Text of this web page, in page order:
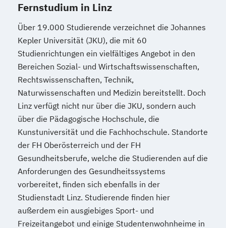
Public Relations und Kommunikation
Pädagogik Pädagogik
Bildungsberatung und Leitung
Robotics (DE/EN)
Salesforce and Sales Management (DE/EN)
Social Media
Softwareentwicklung (DE/EN)
Soziale Arbeit
Soziale Arbeit Schwerpunkt Kinder und
Jugendliche
Sozialmanagement
Sozialpädagogik und Inklusion
Sportmanagement
Supply Chain Management
Tourismusmanagement UX Design
Fernstudium in Linz
Über 19.000 Studierende verzeichnet die Johannes
Kepler Universität (JKU), die mit 60
Studienrichtungen ein vielfältiges Angebot in den
Bereichen Sozial- und Wirtschaftswissenschaften,
Rechtswissenschaften, Technik,
Naturwissenschaften und Medizin bereitstellt. Doch
Linz verfügt nicht nur über die JKU, sondern auch
über die Pädagogische Hochschule, die
Kunstuniversität und die Fachhochschule. Standorte
der FH Oberösterreich und der FH
Gesundheitsberufe, welche die Studierenden auf die
Anforderungen des Gesundheitssystems
vorbereitet, finden sich ebenfalls in der
Studienstadt Linz. Studierende finden hier
außerdem ein ausgiebiges Sport- und
Freizeitangebot und einige Studentenwohnheime in